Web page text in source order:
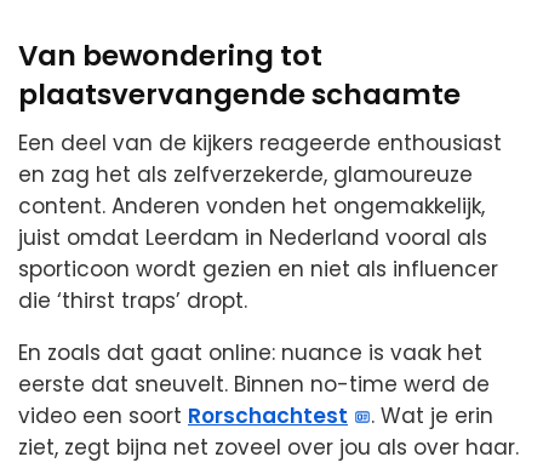
Van bewondering tot
plaatsvervangende schaamte
Een deel van de kijkers reageerde enthousiast
en zag het als zelfverzekerde, glamoureuze
content. Anderen vonden het ongemakkelijk,
juist omdat Leerdam in Nederland vooral als
sporticoon wordt gezien en niet als influencer
die ‘thirst traps’ dropt.
En zoals dat gaat online: nuance is vaak het
eerste dat sneuvelt. Binnen no-time werd de
video een soort Rorschachtest
. Wat je erin
ziet, zegt bijna net zoveel over jou als over haar.